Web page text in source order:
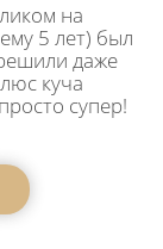
на
5 лет) был
даже
куча
супер!